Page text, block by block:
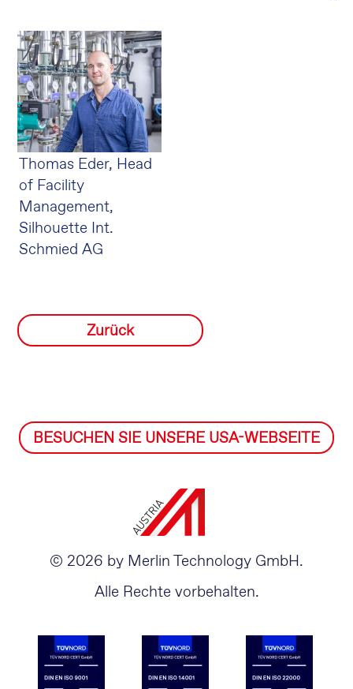
Thomas Eder, Head
of Facility
Management,
Silhouette Int.
Schmied AG
Zurück
BESUCHEN SIE UNSERE USA-WEBSEITE
© 2026 by Merlin Technology GmbH.
Alle Rechte vorbehalten.